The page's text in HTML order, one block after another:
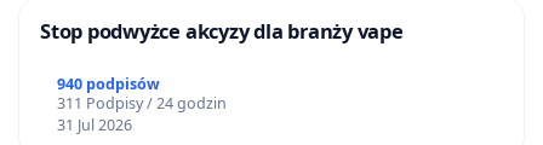
Stop podwyżce akcyzy dla branży vape
940 podpisów
311 Podpisy / 24 godzin
31 Jul 2026